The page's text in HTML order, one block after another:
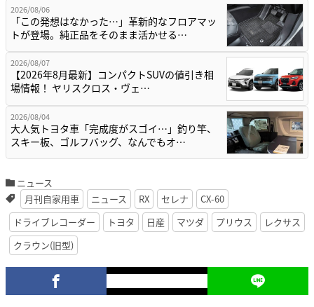
2026/08/06
「この発想はなかった…」革新的なフロアマッ
トが登場。純正品をそのまま活かせる…
2026/08/07
【2026年8月最新】コンパクトSUVの値引き相
場情報！ ヤリスクロス・ヴェ…
2026/08/04
大人気トヨタ車「完成度がスゴイ…」釣り竿、
スキー板、ゴルフバッグ、なんでもオ…
ニュース
月刊自家用車
ニュース RX セレナ
CX-60
ドライブレコーダー
トヨタ 日産 マツダ プリウス
レクサス
クラウン(旧型)